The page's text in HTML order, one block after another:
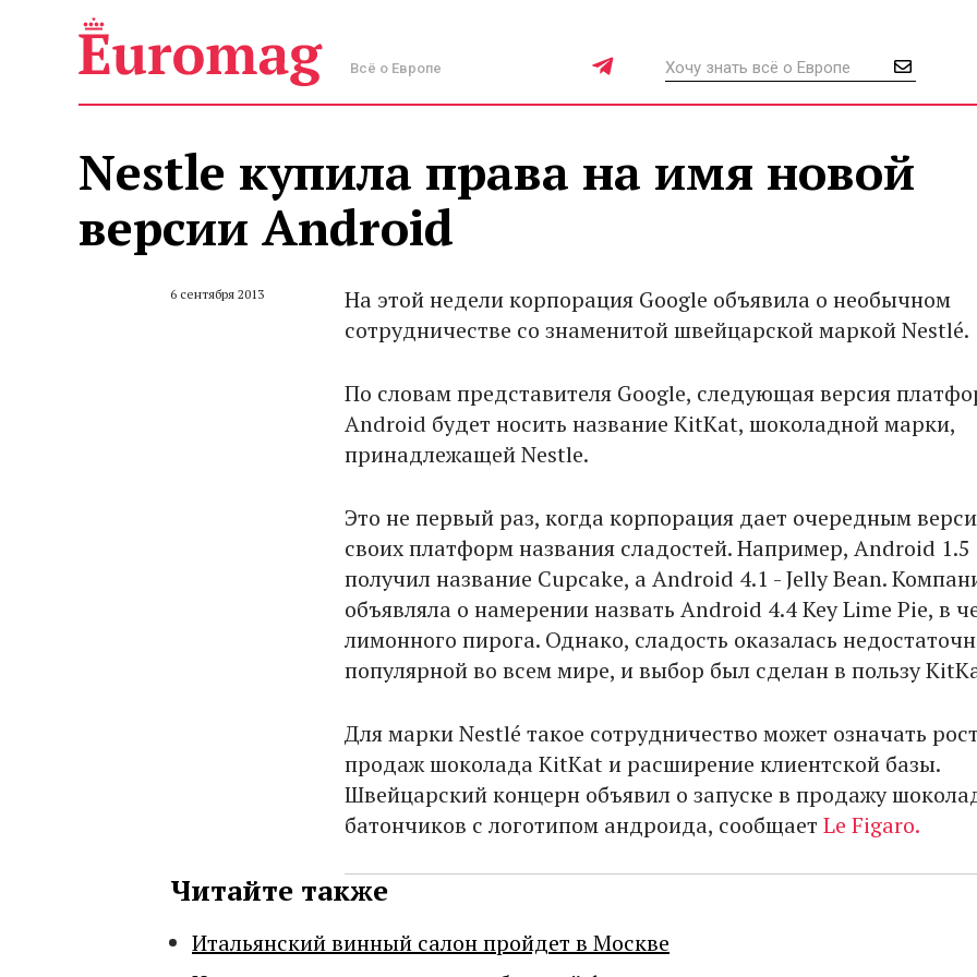
Всё о Европе
Nestle купила права на имя новой
версии Android
6 сентября 2013
На этой недели корпорация Google объявила о необычном
сотрудничестве со знаменитой швейцарской маркой Nestlé.
По словам представителя Google, следующая версия
Android будет носить название KitKat, шоколадной марки,
принадлежащей Nestle.
Это не первый раз, когда корпорация дает очередным
своих платформ названия сладостей. Например, Android 1.5
получил название Cupcake, а Android 4.1 - Jelly Bean.
объявляла о намерении назвать Android 4.4 Key Lime Pie, в
лимонного пирога. Однако, сладость оказалась
популярной во всем мире, и выбор был сделан в пользу
Для марки Nestlé такое сотрудничество может означать рост
продаж шоколада KitKat и расширение клиентской базы.
Швейцарский концерн объявил о запуске в продажу
батончиков с логотипом андроида, сообщает Le Figaro.
Читайте также
Итальянский винный салон пройдет в Москве